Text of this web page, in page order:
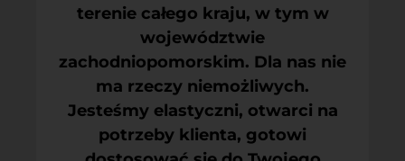
terenie całego kraju, w tym w
województwie
zachodniopomorskim. Dla nas nie
ma rzeczy niemożliwych.
Jesteśmy elastyczni, otwarci na
potrzeby klienta, gotowi